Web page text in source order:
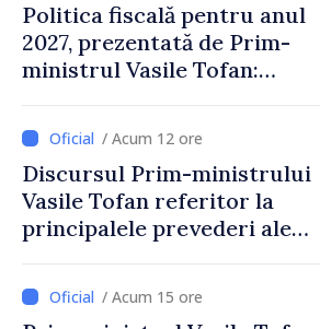
Politica fiscală pentru anul
2027, prezentată de Prim-
ministrul Vasile Tofan:
stimularea investițiilor și o
taxare mai echitabilă
/ Acum 12 ore
Discursul Prim-ministrului
Vasile Tofan referitor la
principalele prevederi ale
2027
/ Acum 15 ore